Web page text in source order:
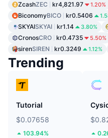
ZcashZEC kr4,821.97 1.20%
BiconomyBICO kr0.5406
SKYAISKYAI kr1.14 3.80%
CronosCRO kr0.4735 5.50%
sirenSIREN kr0.3249 1.12%
Trending
Tutorial
$0.07658
103.94%